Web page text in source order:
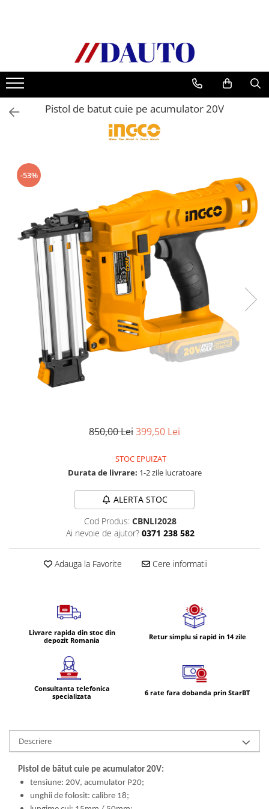
Bullbare, Suporti lumini camioane
Accesorii inox
DAF
CF Euro 6
Daf XF 95
DAF XF Euro 6
Iveco
Mercedes Actros
Mercedes Actros MP2
Mercedes Actros MP3
Mercedes Actros MP4, MP5
Scania R S G P Next Generation
Volvo Aero
Volvo FH 4 Euro 6
Lumini, Becuri, Proiectoare
Accesorii iluminare LED camioane
Bare LED (LED Bar) off-road, auto
si camion
Becuri Led Auto
Becuri Xenon Auto
Seturi de Becuri Auto
Faruri Camioane, Utilaje &
Tractoare
Pistol de batut cuie pe acumulator 20V
-53%
850,00 Lei399,50 Lei
STOC EPUIZAT
Durata de livrare: 1-2 zile lucratoare
ALERTA STOC
Cod Produs: CBNLI2028
Ai nevoie de ajutor? 0371 238 582
Adauga la Favorite Cere informatii
Livrare rapida din stoc din
depozit Romania
Retur simplu si rapid in 14 zile
Consultanta telefonica
specializata
6 rate fara dobanda prin StarBT
Descriere
Pistol de bătut cuie pe acumulator 20V:
tensiune: 20V, acumulator P20;
unghii de folosit: calibre 18;